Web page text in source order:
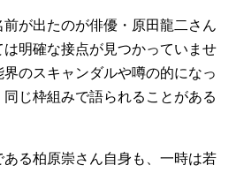
が出たのが俳優・原田龍二さん
明確な接点が見つかっていませ
のスキャンダルや噂の的になっ
じ枠組みで語られることがある
る柏原崇さん自身も、一時は若